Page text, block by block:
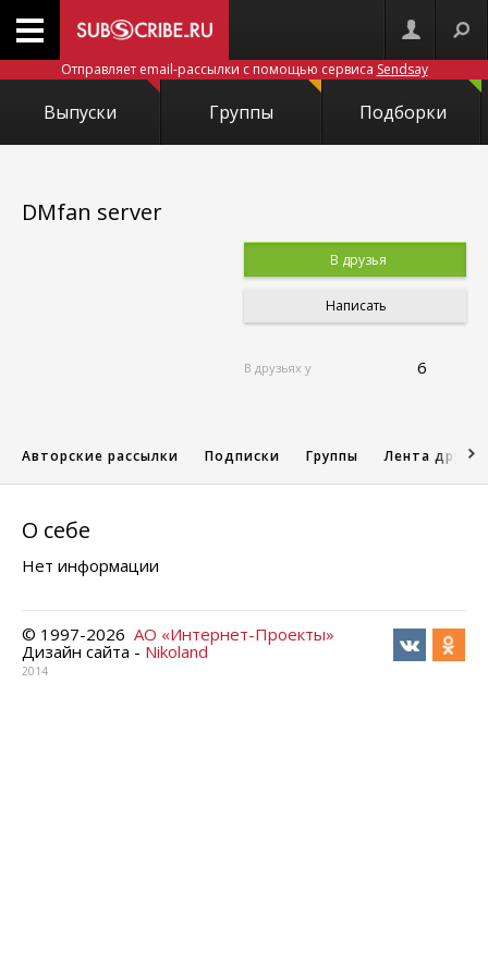
Отправляет email-рассылки с помощью сервиса Sendsay
Выпуски Группы Подборки
DMfan server
В друзья
Написать
В друзьях у 6
Авторские рассылки Подписки Группы Лента друзей
О себе
Нет информации
© 1997-2026 АО «Интернет-Проекты»
Дизайн сайта - Nikoland
2014